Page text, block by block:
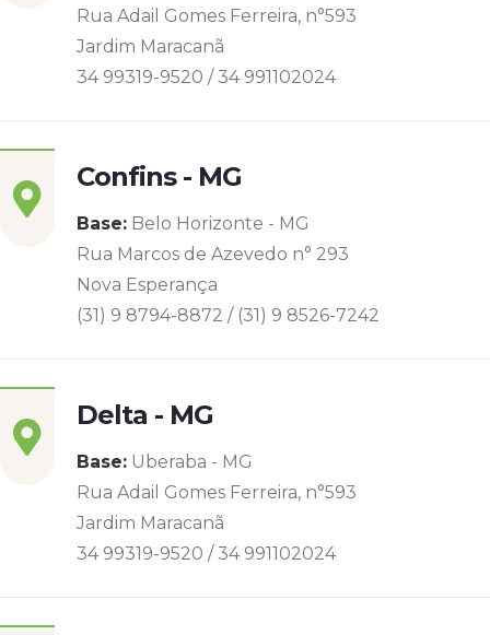
Rua Adail Gomes Ferreira, n°593
Jardim Maracanã
34 99319-9520 / 34 991102024
Confins - MG
Base: Belo Horizonte - MG
Rua Marcos de Azevedo n° 293
Nova Esperança
(31) 9 8794-8872 / (31) 9 8526-7242
Delta - MG
Base: Uberaba - MG
Rua Adail Gomes Ferreira, n°593
Jardim Maracanã
34 99319-9520 / 34 991102024